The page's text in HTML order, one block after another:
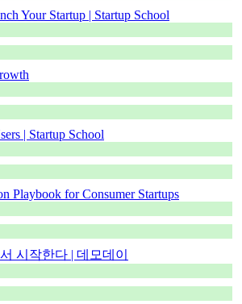
Your Startup | Startup School
| Startup School
Playbook for Consumer Startups
시작한다 | 데모데이